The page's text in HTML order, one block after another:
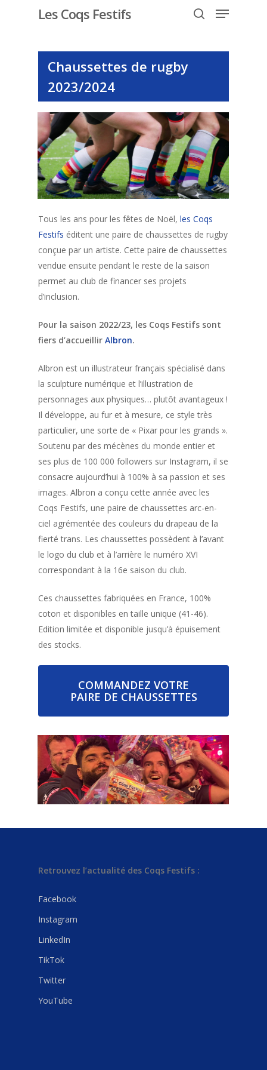
Hit enter to search or ESC to close
Les Coqs Festifs
Chaussettes de rugby
2023/2024
Tous les ans pour les fêtes de Noël,les Coqs
Festifs éditent une paire de chaussettes de rugby
conçue par un artiste. Cette paire de chaussettes
vendue ensuite pendant le reste de la saison
permet au club de financer ses projets
d’inclusion.
Pour la saison 2022/23, les Coqs Festifs sont
fiers d’accueillirAlbron.
Albron est un illustrateur français spécialisé dans
la sculpture numérique et l’illustration de
personnages aux physiques… plutôt avantageux !
Il développe, au fur et à mesure, ce style très
particulier, une sorte de « Pixar pour les grands ».
Soutenu par des mécènes du monde entier et
ses plus de 100 000 followers sur Instagram, il se
consacre aujourd’hui à 100% à sa passion et ses
images. Albron a conçu cette année avec les
Coqs Festifs, une paire de chaussettes arc-en-
ciel agrémentée des couleurs du drapeau de la
fierté trans. Les chaussettes possèdent à l’avant
le logo du club et à l’arrière le numéro XVI
correspondant à la 16e saison du club.
Ces chaussettes fabriquées en France, 100%
coton et disponibles en taille unique (41-46).
Edition limitée et disponible jusqu’à épuisement
des stocks.
COMMANDEZ VOTRE
PAIRE DE CHAUSSETTES
Retrouvez l’actualité des Coqs Festifs :
Facebook
Instagram
LinkedIn
TikTok
Twitter
YouTube
Festifs ?
Rejoindre Les
festifs
L’accueil des
Plaquons
Notre boutique
Nous contacter
English version
Festifs ?
Rejoindre Les
L’accueil des
Plaquons
Nous contacter
English version